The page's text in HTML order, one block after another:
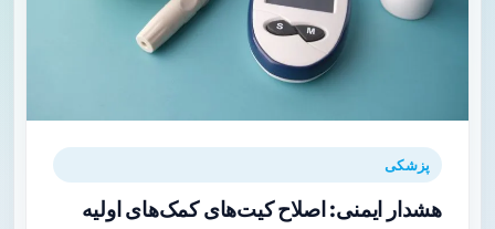
پزشکی
هشدار ایمنی: اصلاح کیت‌های کمک‌های اولیه